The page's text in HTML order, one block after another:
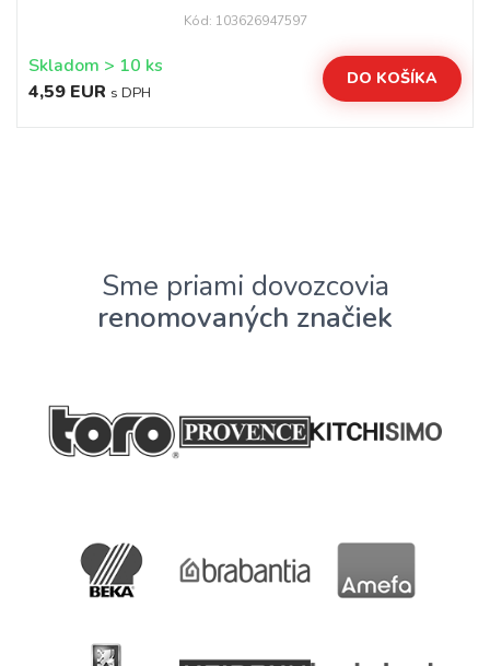
Kód: 103626947597
Skladom > 10 ks
4,59 EUR s DPH
DO KOŠÍKA
Sme priami dovozcovia
renomovaných značiek